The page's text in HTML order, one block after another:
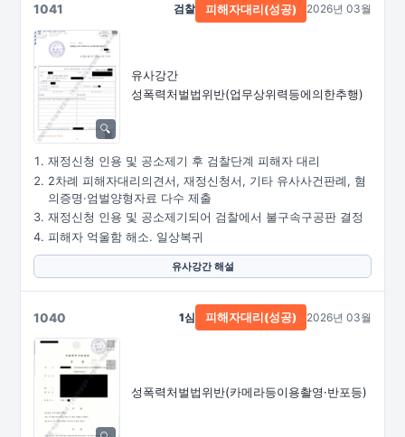
1041
유사강간
성폭력처벌법위반(업무상위력등에의한추행)
검찰 피해자대리(성공) 2026년 03월
재정신청 인용 및 공소제기 후 검찰단계 피해자 대리
2차례 피해자대리의견서, 재정신청서, 기타 유사사건판례, 혐
의증명·엄벌양형자료 다수 제출
재정신청 인용 및 공소제기되어 검찰에서 불구속구공판 결정
피해자 억울함 해소. 일상복귀
유사강간 해설
1040
성폭력처벌법위반(카메라등이용촬영·반포등)
1심 피해자대리(성공) 2026년 03월